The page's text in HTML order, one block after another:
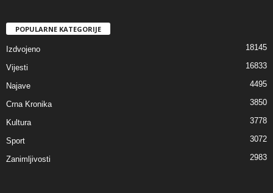
POPULARNE KATEGORIJE
Izdvojeno 18145
Vijesti 16833
Najave 4495
Crna Kronika 3850
Kultura 3778
Sport 3072
Zanimljivosti 2983